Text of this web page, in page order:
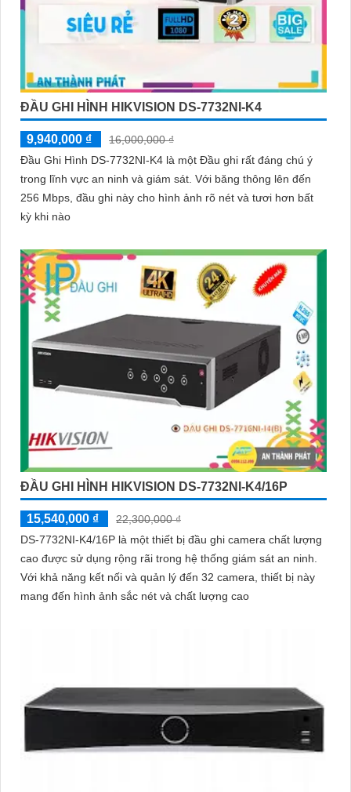
ĐẦU GHI HÌNH HIKVISION DS-7732NI-K4
9,940,000 ₫
16,000,000 ₫
Đầu Ghi Hình DS-7732NI-K4 là một Đầu ghi rất đáng chú ý
trong lĩnh vực an ninh và giám sát. Với băng thông lên đến
256 Mbps, đầu ghi này cho hình ảnh rõ nét và tươi hơn bất
kỳ khi nào
ĐẦU GHI HÌNH HIKVISION DS-7732NI-K4/16P
15,540,000 ₫
22,300,000 ₫
DS-7732NI-K4/16P là một thiết bị đầu ghi camera chất lượng
cao được sử dụng rộng rãi trong hệ thống giám sát an ninh.
Với khả năng kết nối và quản lý đến 32 camera, thiết bị này
mang đến hình ảnh sắc nét và chất lượng cao